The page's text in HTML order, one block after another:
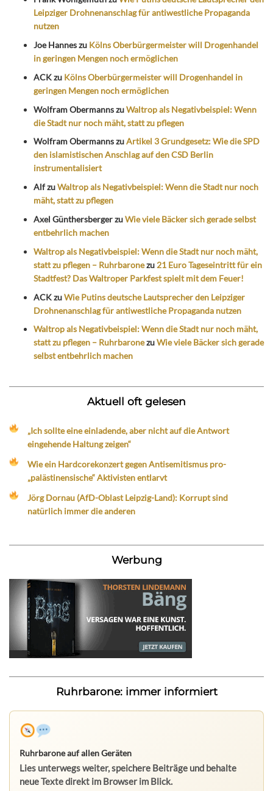
Leipziger Drohnenanschlag für antiwestliche Propaganda
nutzen
Joe Hanneszu Kölns Oberbürgermeister will Drogenhandel
in geringen Mengen noch ermöglichen
ACKzu Kölns Oberbürgermeister will Drogenhandel in
geringen Mengen noch ermöglichen
Wolfram ObermannszuWaltrop als Negativbeispiel: Wenn
die Stadt nur noch mäht, statt zu pflegen
Wolfram ObermannszuArtikel 3 Grundgesetz: Wie die SPD
den islamistischen Anschlag auf den CSD Berlin
instrumentalisiert
AlfzuWaltrop als Negativbeispiel: Wenn die Stadt nur noch
mäht, statt zu pflegen
Axel GünthersbergerzuWie viele Bäcker sich gerade selbst
entbehrlich machen
Waltrop als Negativbeispiel: Wenn die Stadt nur noch mäht,
statt zu pflegen – Ruhrbaronezu 21 Euro Tageseintritt für ein
Stadtfest? Das Waltroper Parkfest spielt mit dem Feuer!
ACKzuWie Putins deutsche Lautsprecher den Leipziger
Drohnenanschlag für antiwestliche Propaganda nutzen
Waltrop als Negativbeispiel: Wenn die Stadt nur noch mäht,
statt zu pflegen – RuhrbaronezuWie viele Bäcker sich gerade
selbst entbehrlich machen
Aktuell oft gelesen
„Ich sollte eine einladende, aber nicht auf die Antwort
eingehende Haltung zeigen“
Wie ein Hardcorekonzert gegen Antisemitismus pro-
„palästinensische“ Aktivisten entlarvt
Jörg Dornau (AfD-Oblast Leipzig-Land): Korrupt sind
natürlich immer die anderen
Werbung
Ruhrbarone: immer informiert
Ruhrbarone auf allen Geräten
Lies unterwegs weiter, speichere Beiträge und behalte
neue Texte direkt im Browser im Blick.